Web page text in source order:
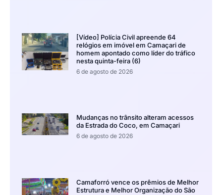
[Vídeo] Polícia Civil apreende 64
relógios em imóvel em Camaçari de
homem apontado como líder do tráfico
nesta quinta-feira (6)
6 de agosto de 2026
Mudanças no trânsito alteram acessos
da Estrada do Coco, em Camaçari
6 de agosto de 2026
Camaforró vence os prêmios de Melhor
Estrutura e Melhor Organização do São